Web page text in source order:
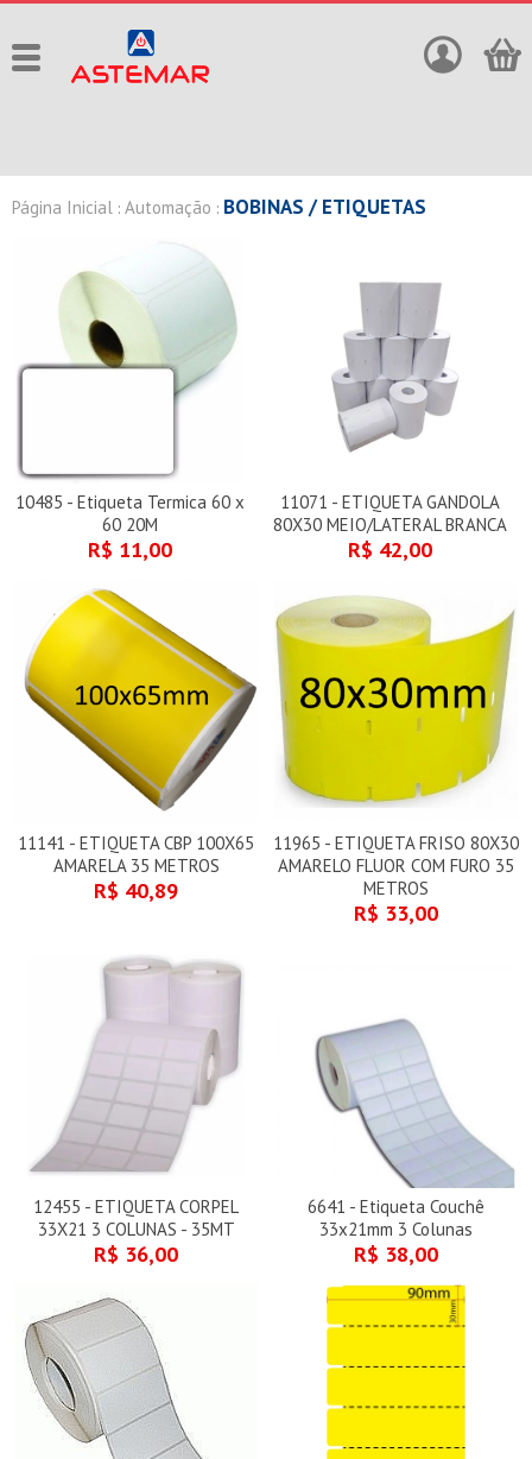
Página Inicial : Automação : BOBINAS / ETIQUETAS
10485 - Etiqueta Termica 60 x
60 20M
R$ 11,00
11071 - ETIQUETA GANDOLA
80X30 MEIO/LATERAL BRANCA
R$ 42,00
11141 - ETIQUETA CBP 100X65
AMARELA 35 METROS
R$ 40,89
11965 - ETIQUETA FRISO 80X30
AMARELO FLUOR COM FURO 35
METROS
R$ 33,00
12455 - ETIQUETA CORPEL
33X21 3 COLUNAS - 35MT
R$ 36,00
6641 - Etiqueta Couchê
33x21mm 3 Colunas
R$ 38,00